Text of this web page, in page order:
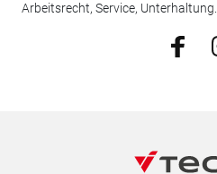
Arbeitsrecht, Service, Unterhaltung.